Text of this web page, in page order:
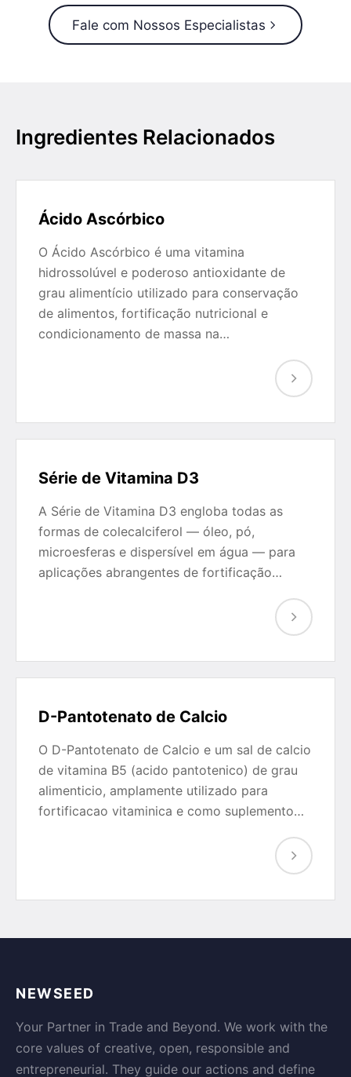
Fale com Nossos Especialistas
Ingredientes Relacionados
Ácido Ascórbico
O Ácido Ascórbico é uma vitamina
hidrossolúvel e poderoso antioxidante de
grau alimentício utilizado para conservação
de alimentos, fortificação nutricional e
condicionamento de massa na…
Série de Vitamina D3
A Série de Vitamina D3 engloba todas as
formas de colecalciferol — óleo, pó,
microesferas e dispersível em água — para
aplicações abrangentes de fortificação…
D-Pantotenato de Calcio
O D-Pantotenato de Calcio e um sal de calcio
de vitamina B5 (acido pantotenico) de grau
alimenticio, amplamente utilizado para
fortificacao vitaminica e como suplemento…
NEWSEED
Your Partner in Trade and Beyond. We work with the
core values of creative, open, responsible and
entrepreneurial. They guide our actions and define